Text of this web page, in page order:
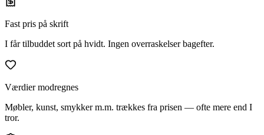
Fast pris på skrift
I får tilbuddet sort på hvidt. Ingen overraskelser bagefter.
Værdier modregnes
Møbler, kunst, smykker m.m. trækkes fra prisen — ofte mere end I
tror.